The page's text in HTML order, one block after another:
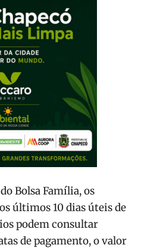
Bolsa Família, os
últimos 10 dias úteis de
podem consultar
de pagamento, o valor